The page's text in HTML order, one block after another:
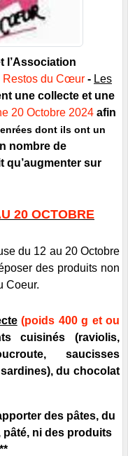
l’Association
Restos du Cœur - Les
une collecte et une
20 Octobre 2024 afin
dont ils ont un
nombre de
qu’augmenter sur
20 OCTOBRE
du 12 au 20 Octobre
des produits non
Coeur.
(poids 400 g et ou
cuisinés (raviolis,
saucisses
, du chocolat
des pâtes, du
ni des produits